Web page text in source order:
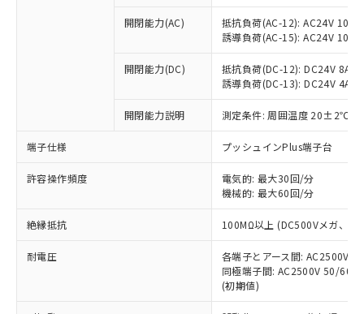
開閉能力(AC)
抵抗負荷(AC-12): AC24V 10A/
誘導負荷(AC-15): AC24V
開閉能力(DC)
抵抗負荷(DC-12): DC24V 8A/
誘導負荷(DC-13): DC24V 4A/
開閉能力説明 測定条件: 周囲温度 20±2℃、
端子仕様 プッシュインPlus端子台
許容操作頻度
電気的: 最大30回/分
機械的: 最大60回/分
絶縁抵抗 100MΩ以上 (DC500Vメガ、点
耐電圧
各端子とアース間: AC2500V
同極端子間: AC2500V 50/
(初期値)
以下の条件をお読みいただき、同意のうえ
ご利用ください。
本サービスは、当社制御機器事業取扱
商品の当社在庫状況および標準価格
(税抜)を提供させていただくもので
当社制御機器事業取扱商品の中には、
本サービスの対象外となる商品もある
ことをご了承ください。
在庫状況および標準価格照会結果は、
記載している更新日時点での社内デー
タに基づき作成されるものであり、閲
覧された時点での実際の在庫および標
準価格とは異なる場合があることをご
有に対応した製品に切り替える予定のある
対応予定なし：EU RoHS指令（10物質）の
非含有に非対応の商品で、対応品を出す予
定はありません。
調査・確認中：EU RoHS指令（10物質）の
非含有の対応状況を調査中または確認中の
非該当品：ライセンス料など無形物で、有
害物質有無と関係のない商品です。
仕入先様の事情により、非含有部品として
いたものが、含有品と判明した場合などや
むを得ず変更することがあります。
鉛(Pb) 1000ppm以下、 水銀(Hg) 1000ppm以下、 カド
六価クロム(Cr(Ⅵ)) 1000ppm以下、ポリ臭化ビフェニル
類(PBB) 1000ppm以下、ポリ臭化ジフェニルエーテル類
(PBDE) 1000ppm以下、フタル酸ビス(2-エチルヘキシ
※1 中国RoHS○×表
「○」：最大均質材料含有率が中国RoHSの
基準値以下であることを示します。
「×」：最大均質材料含有率が中国RoHSの
基準値を超えていることを示します。
「－」：未確認です。当社販売部門へお問
い合わせください。
*中国RoHS10物質の基準値 (GB/T26572)：
Pb(鉛) :1000ppm、 Hg(水銀) : 1000ppm、 Cd(カドミウ
Cr(Ⅵ)(六価クロム) : 1000ppm、 PBBs(ポリ臭化ビフェ
当社は、これら貴社製品のうち、外国
為替および外国貿易法に定める商品
（以下｢規制貨物等」という）を輸出
国政府の輸出許可(または役務取引許
可)を取得するなどの必要な手続きを